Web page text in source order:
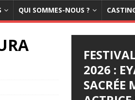
QUI SOMMES-NOUS ?
2026 :
SACRÉE